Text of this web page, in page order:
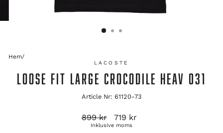
Hem/
LACOSTE
LOOSE FIT LARGE CROCODILE HEAV 031
Article Nr: 61120-73
Ordinarie
pris
899 kr Reapris
719 kr
Inklusive moms